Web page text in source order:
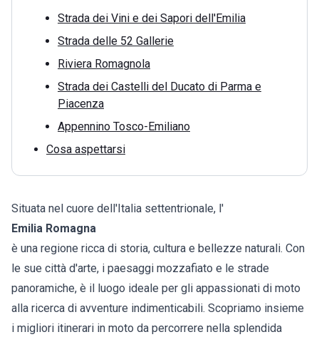
Strada dei Vini e dei Sapori dell'Emilia
Strada delle 52 Gallerie
Riviera Romagnola
Strada dei Castelli del Ducato di Parma e
Piacenza
Appennino Tosco-Emiliano
Cosa aspettarsi
Situata nel cuore dell'Italia settentrionale, l'
Emilia Romagna
è una regione ricca di storia, cultura e bellezze naturali. Con
le sue città d'arte, i paesaggi mozzafiato e le strade
panoramiche, è il luogo ideale per gli appassionati di moto
alla ricerca di avventure indimenticabili. Scopriamo insieme
i migliori itinerari in moto da percorrere nella splendida